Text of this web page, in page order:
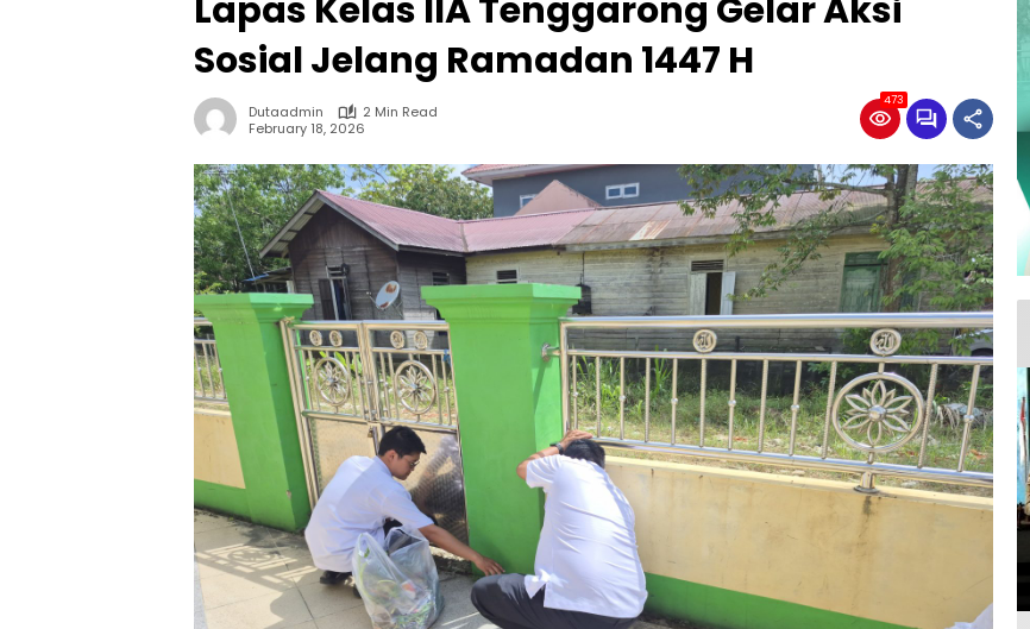
Lapas Kelas IIA Tenggarong Gelar Aksi
Sosial Jelang Ramadan 1447 H
Dutaadmin
2 Min Read
February 18, 2026
473